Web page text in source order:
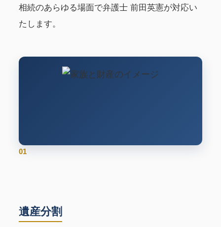
相続のあらゆる場面で弁護士 前田英憲が対応い
たします。
01
遺産分割